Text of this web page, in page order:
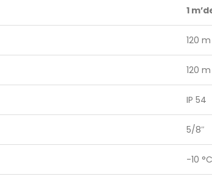
1
120 m
120 m
IP 54
5/8″
-10 °C